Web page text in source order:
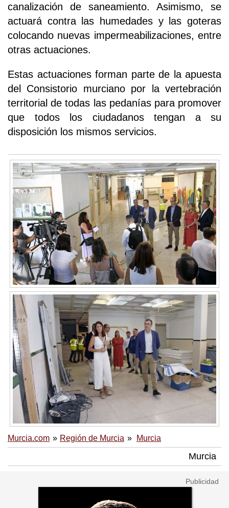
canalización de saneamiento. Asimismo, se
actuará contra las humedades y las goteras
colocando nuevas impermeabilizaciones, entre
otras actuaciones.
Estas actuaciones forman parte de la apuesta
del Consistorio murciano por la vertebración
territorial de todas las pedanías para promover
que todos los ciudadanos tengan a su
disposición los mismos servicios.
Murcia.com Región de Murcia Murcia
Murcia